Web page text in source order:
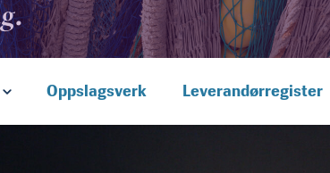
Oppslagsverk Leverandørregister